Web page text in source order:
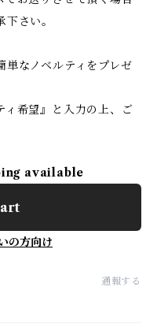
さい。
単なノベルティをプレゼ
ィ希望』と入力の上、ご
available
の方向け
通報する